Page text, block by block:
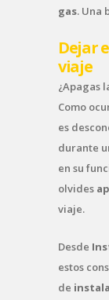
gas. Una
Dejar
viaje
¿Apagas
Como
es
durante
en su
olvides
viaje.
Desde
estos
de